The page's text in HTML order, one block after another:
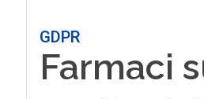
GDPR
Farmaci